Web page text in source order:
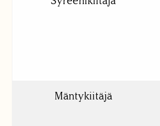
Mäntykiitäjä